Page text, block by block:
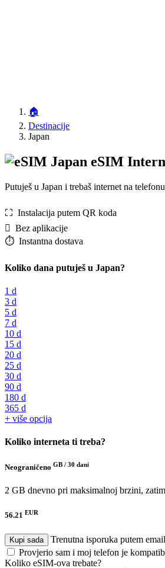
🏠
Destinacije
Japan
eSIM
Putuješ u Japan i trebaš internet na
⛶️️ Instalacija putem QR koda
️ Bez aplikacije
⏱️️ Instantna dostava
Koliko dana putuješ u Japan?
1 d
3 d
5 d
7 d
10 d
15 d
20 d
25 d
30 d
90 d
180 d
365 d
+ više opcija
Koliko interneta ti treba?
Neograničeno GB / 30 dani
2 GB dnevno pri maksimalnoj brzini,
56.21 EUR
Kupi sada
Trenutna isporuka putem
Provjerio sam i moj telefon je
Koliko eSIM-ova trebate?